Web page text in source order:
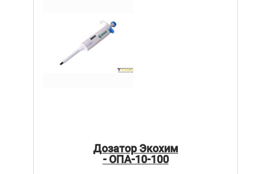
Дозатор Экохим
- ОПА-10-100